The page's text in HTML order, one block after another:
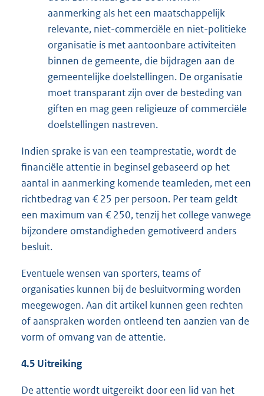
aanmerking als het een maatschappelijk
relevante, niet-commerciële en niet-politieke
organisatie is met aantoonbare activiteiten
binnen de gemeente, die bijdragen aan de
gemeentelijke doelstellingen. De organisatie
moet transparant zijn over de besteding van
giften en mag geen religieuze of commerciële
doelstellingen nastreven.
Indien sprake is van een teamprestatie, wordt de
financiële attentie in beginsel gebaseerd op het
aantal in aanmerking komende teamleden, met een
richtbedrag van € 25 per persoon. Per team geldt
een maximum van € 250, tenzij het college vanwege
bijzondere omstandigheden gemotiveerd anders
besluit.
Eventuele wensen van sporters, teams of
organisaties kunnen bij de besluitvorming worden
meegewogen. Aan dit artikel kunnen geen rechten
of aanspraken worden ontleend ten aanzien van de
vorm of omvang van de attentie.
4.5 Uitreiking
De attentie wordt uitgereikt door een lid van het